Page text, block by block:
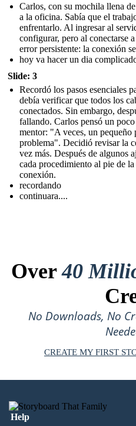
Carlos, con su mochila llena
a la oficina. Sabía que el
enfrentarlo. Al ingresar al
configurar, pero al conectarse
error persistente: la conexión
hoy va hacer un dia
Slide: 3
Recordó los pasos esenciales
debía verificar que todos los
conectados. Sin embargo,
fallando. Carlos pensó un
mentor: "A veces, un pequeño
problema". Decidió revisar la
vez más. Después de algunos
cada procedimiento al pie de
conexión.
recordando
continuara....
Over40
No Downloads, No
CREATE MY FIRST
Help